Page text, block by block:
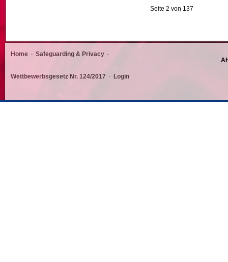
Seite 2 von 137
Home Safeguarding & Privacy
Wettbewerbsgesetz Nr. 124/2017 Login